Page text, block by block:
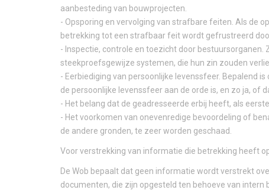
aanbesteding van bouwprojecten.
- Opsporing en vervolging van strafbare feiten. Als de
betrekking tot een strafbaar feit wordt gefrustreerd
- Inspectie, controle en toezicht door
steekproefsgewijze systemen, die hun zin zouden
- Eerbiediging van persoonlijke levenssfeer. Bepalend
de persoonlijke levenssfeer aan de orde is, en zo ja, of
- Het belang dat de geadresseerde erbij heeft, als
- Het voorkomen van onevenredige bevoordeling of
de andere gronden, te zeer worden geschaad.
Voor verstrekking van informatie die betrekking heeft
De Wob bepaalt dat geen informatie wordt verstrekt
documenten, die zijn opgesteld ten behoeve van intern